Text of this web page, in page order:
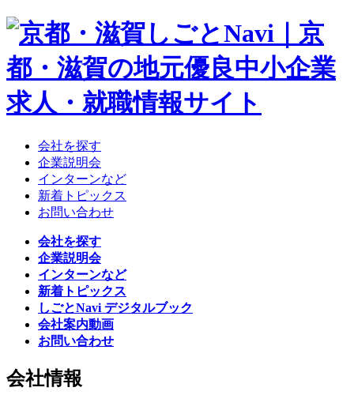
会社を探す
企業説明会
インターンなど
新着トピックス
お問い合わせ
会社を探す
企業説明会
インターンなど
新着トピックス
しごとNavi デジタルブック
会社案内動画
お問い合わせ
会社情報